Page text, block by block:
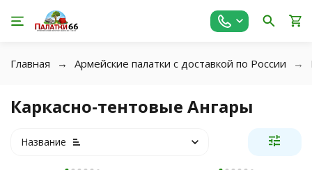
Главная Армейские палатки с доставкой по России
Каркасно-тентовые Ангары
Название